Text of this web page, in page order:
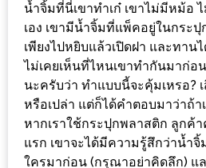
ทะเล
เผา
เชียงใหม่
งบ
ไม่
บาน
ปลาย
น้ำจิ้มที่นี่เขาทำเก๋ เขาไม่มีหม้อ
เอง เขามีน้ำจิ้มที่แพ็คอยู่ในกระปุ
เพียงไปหยิบแล้วเปิดฝา และทาน
ไม่เคยเห็นที่ไหนเขาทำกันมาก่อ
นะครับว่า ทำแบบนี้จะคุ้มเหรอ?
หรือเปล่า แต่ก็ได้คำตอบมาว่าถ้
หากเราใช้กระปุกพลาสติก ลูกค้
แรก เขาจะได้มีความรู้สึกว่าน้ำ
ใครมาก่อน (กรุณาอย่าคิดลึก) แ